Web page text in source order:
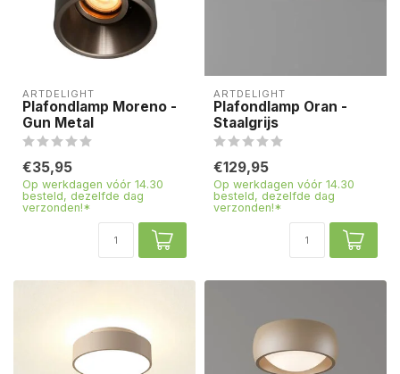
ARTDELIGHT
Plafondlamp Moreno -
Gun Metal
€35,95
Op werkdagen vóór 14.30
besteld, dezelfde dag
verzonden!*
ARTDELIGHT
Plafondlamp Oran -
Staalgrijs
€129,95
Op werkdagen vóór 14.30
besteld, dezelfde dag
verzonden!*